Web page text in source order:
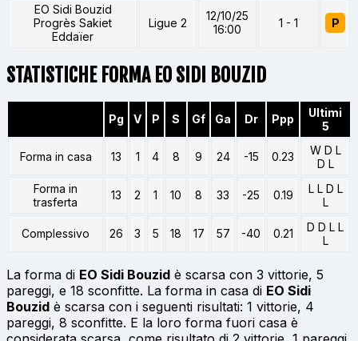
EO Sidi Bouzid
Progrès Sakiet
Eddaïer
Ligue 2
12/10/25
16:00
1 - 1 P
STATISTICHE FORMA EO SIDI BOUZID
Pg V P S Gf Ga Dr Ppp
Ultimi
5
Forma in casa 13 1 4 8 9 24 -15 0.23
W D L
D L
Forma in
trasferta
13 2 1 10 8 33 -25 0.19
L L D L
L
Complessivo 26 3 5 18 17 57 -40 0.21
D D L L
L
La forma di EO Sidi Bouzid è scarsa con 3 vittorie, 5
pareggi, e 18 sconfitte. La forma in casa di EO Sidi
Bouzid è scarsa con i seguenti risultati: 1 vittorie, 4
pareggi, 8 sconfitte. E la loro forma fuori casa è